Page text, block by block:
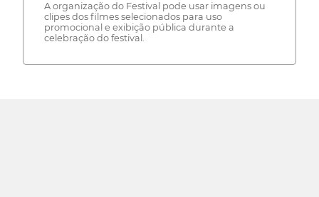
A organização do Festival pode usar imagens ou
clipes dos filmes selecionados para uso
promocional e exibição pública durante a
celebração do festival.